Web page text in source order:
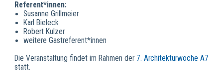
Referent*innen:
Susanne Grillmeier
Karl Bieleck
Robert Kulzer
weitere Gastreferent*innen
Die Veranstaltung findet im Rahmen der 7. Architekturwoche A7
statt.